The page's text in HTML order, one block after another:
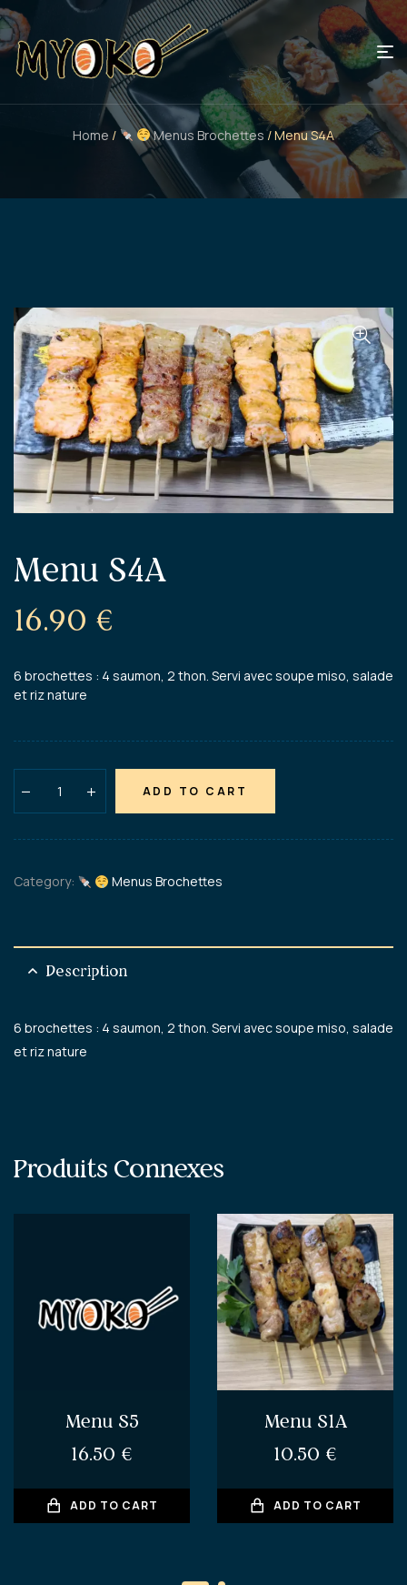
Home / Menus Brochettes/ Menu S4A
Menu S4A
16.90 €
6 brochettes : 4 saumon, 2 thon. Servi avec soupe miso, salade
et riz nature
ADD TO CART
Category: Menus Brochettes
Description
6 brochettes : 4 saumon, 2 thon. Servi avec soupe miso, salade
et riz nature
Produits Connexes
Menu S5
16.50 €
ADD TO CART
Menu S1A
10.50 €
ADD TO CART